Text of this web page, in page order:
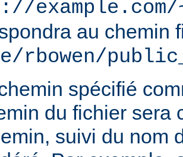
au chemin
rbowen/
spécifié
du fichier sera
suivi du nom